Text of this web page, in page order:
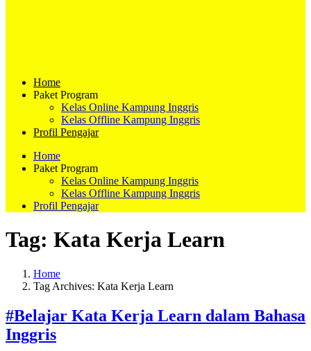
Home
Paket Program
Kelas Online Kampung Inggris
Kelas Offline Kampung Inggris
Profil Pengajar
Home
Paket Program
Kelas Online Kampung Inggris
Kelas Offline Kampung Inggris
Profil Pengajar
Tag: Kata Kerja Learn
Home
Tag Archives: Kata Kerja Learn
#Belajar Kata Kerja Learn dalam Bahasa
Inggris